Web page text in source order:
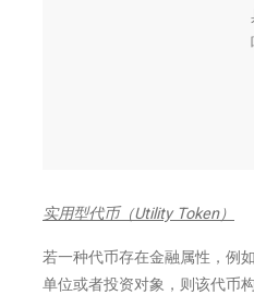
实用型代币（Utility Token）
若一种代币存在金融属性，例
单位或者投资对象，则该代币